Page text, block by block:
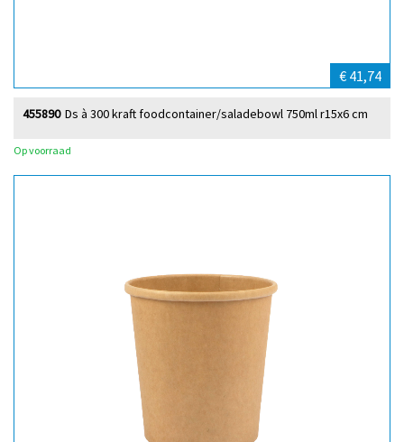
€ 41,74
Ds à 300 kraft foodcontainer/saladebowl 750ml r15x6 cm
455890
Op voorraad